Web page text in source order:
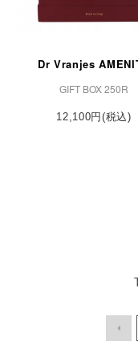
Dr Vranjes
GIFT BOX 250R
12,100円(税込)